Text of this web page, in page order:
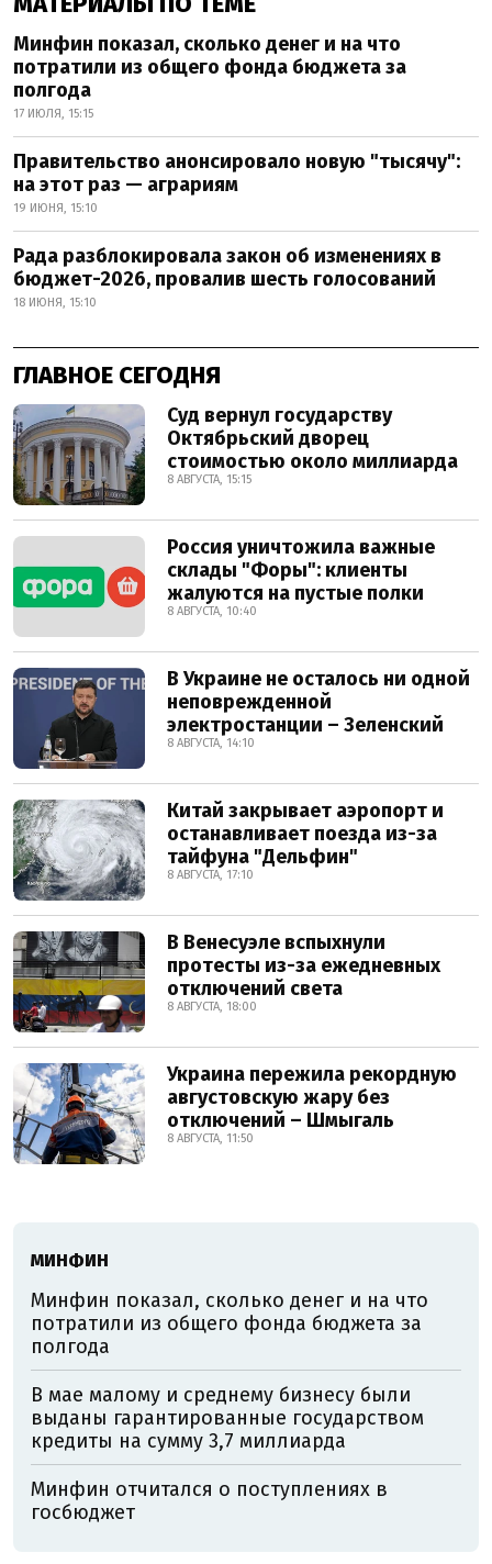
Минфин показал, сколько денег и на что
потратили из общего фонда бюджета за
полгода
17 ИЮЛЯ, 15:15
Правительство анонсировало новую "тысячу":
на этот раз — аграриям
19 ИЮНЯ, 15:10
Рада разблокировала закон об изменениях в
бюджет-2026, провалив шесть голосований
18 ИЮНЯ, 15:10
ГЛАВНОЕ СЕГОДНЯ
Суд вернул государству
Октябрьский дворец
стоимостью около миллиарда
8 АВГУСТА, 15:15
Россия уничтожила важные
склады "Форы": клиенты
жалуются на пустые полки
8 АВГУСТА, 10:40
В Украине не осталось ни одной
неповрежденной
электростанции – Зеленский
8 АВГУСТА, 14:10
Китай закрывает аэропорт и
останавливает поезда из-за
тайфуна "Дельфин"
8 АВГУСТА, 17:10
В Венесуэле вспыхнули
протесты из-за ежедневных
отключений света
8 АВГУСТА, 18:00
Украина пережила рекордную
августовскую жару без
отключений – Шмыгаль
8 АВГУСТА, 11:50
МИНФИН
Минфин показал, сколько денег и на что
потратили из общего фонда бюджета за
полгода
В мае малому и среднему бизнесу были
выданы гарантированные государством
кредиты на сумму 3,7 миллиарда
Минфин отчитался о поступлениях в
госбюджет